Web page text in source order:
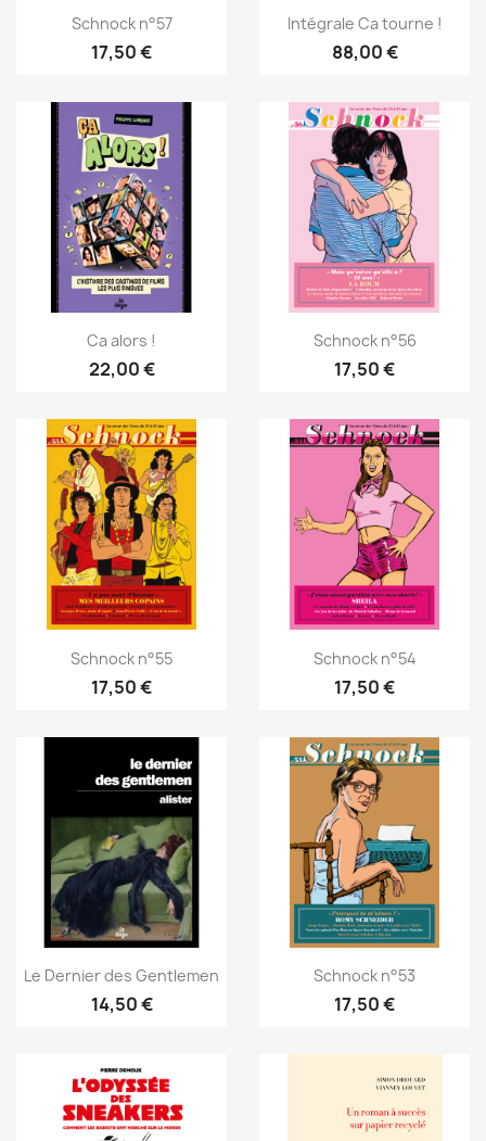
Schnock n°57
17,50 €
Intégrale Ca tourne !
88,00 €
Ca alors !
22,00 €
Schnock n°56
17,50 €
Schnock n°55
17,50 €
Schnock n°54
17,50 €
Le Dernier des Gentlemen
14,50 €
Schnock n°53
17,50 €